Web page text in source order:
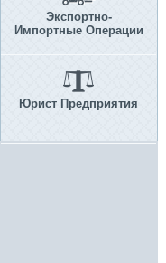
Экспортно-
Импортные Операции
Юрист Предприятия